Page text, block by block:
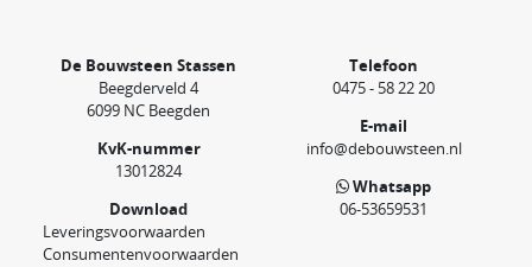
De Bouwsteen Stassen
Beegderveld 4
6099 NC Beegden
KvK-nummer
13012824
Download
Leveringsvoorwaarden
Consumentenvoorwaarden
Telefoon
0475 - 58 22 20
E-mail
info@debouwsteen.nl
Whatsapp
06-53659531